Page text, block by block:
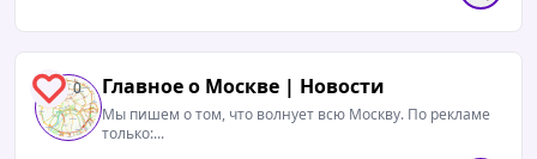
0 Главное о Москве | Новости
Мы пишем о том, что волнует всю Москву. По рекламе
только:...